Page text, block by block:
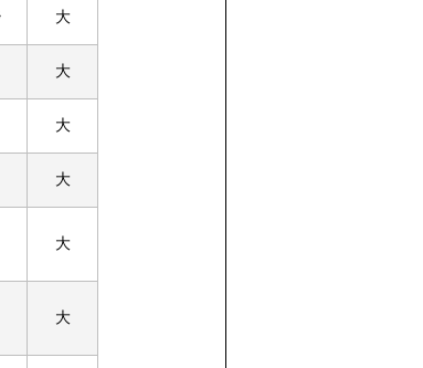
大
大
大
大
大
大